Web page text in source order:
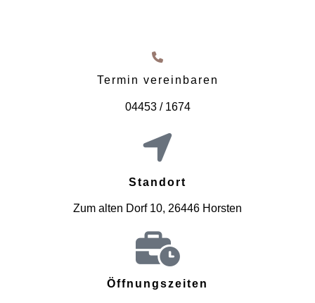
Termin vereinbaren
04453 / 1674
Standort
Zum alten Dorf 10, 26446 Horsten
Öffnungszeiten